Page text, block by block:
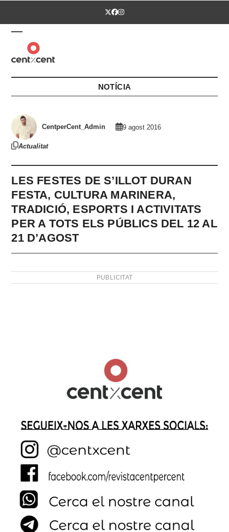
Twitter
Facebook
Instagram
Open
mobile
menu
Close
mobile
menu
NOTÍCIA
CentperCent_Admin 9 agost 2016
Actualitat
LES FESTES DE S’ILLOT DURAN
FESTA, CULTURA MARINERA,
TRADICIÓ, ESPORTS I ACTIVITATS
PER A TOTS ELS PÚBLICS DEL 12 AL
21 D’AGOST
PUBLICITAT